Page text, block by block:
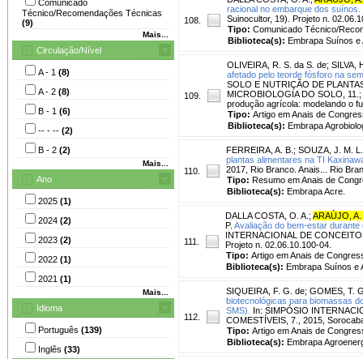
Comunicado
Técnico/Recomendações Técnicas
(9)
Mais...
Circulação/Nível
A - 1 (8)
A - 2 (8)
B - 1 (6)
-- - -- (2)
B - 2 (2)
Mais...
Ano
2025 (1)
2024 (2)
2023 (2)
2022 (1)
2021 (1)
Mais...
Idioma
Português (139)
Inglês (33)
108.
racional no embarque dos suínos.
Suinocultor, 19). Projeto n.
Tipo: Comunicado Técnico/
Biblioteca(s): Embrapa Suínos e
109.
OLIVEIRA, R. S. da S. de; SILVA,
afetado pelo teorde fósforo na
SOLO E NUTRIÇÃO DE
MICROBIOLOGIA DO SOLO,
produção agrícola: modelando o
Tipo: Artigo em Anais de
Biblioteca(s): Embrapa
110.
FERREIRA, A. B. ; SOUZA, J. M.
plantas alimentares na TI
2017, Rio Branco. Anais... Rio
Tipo: Resumo em Anais de
Biblioteca(s): Embrapa Acre.
111.
DALLA COSTA, O. A. ; ARAÙJO, A.
P. Avaliação do bem-estar
INTERNACIONAL DE
Projeto n. 02.06.10.100-04.
Tipo: Artigo em Anais de
Biblioteca(s): Embrapa Suínos e
112.
SIQUEIRA, F. G. de; GOMES, T.
biotecnológicas para biomassas
SMS).
In: SIMPÓSIO
COMESTÍVEIS, 7., 2015,
Tipo: Artigo em Anais de
Biblioteca(s): Embrapa